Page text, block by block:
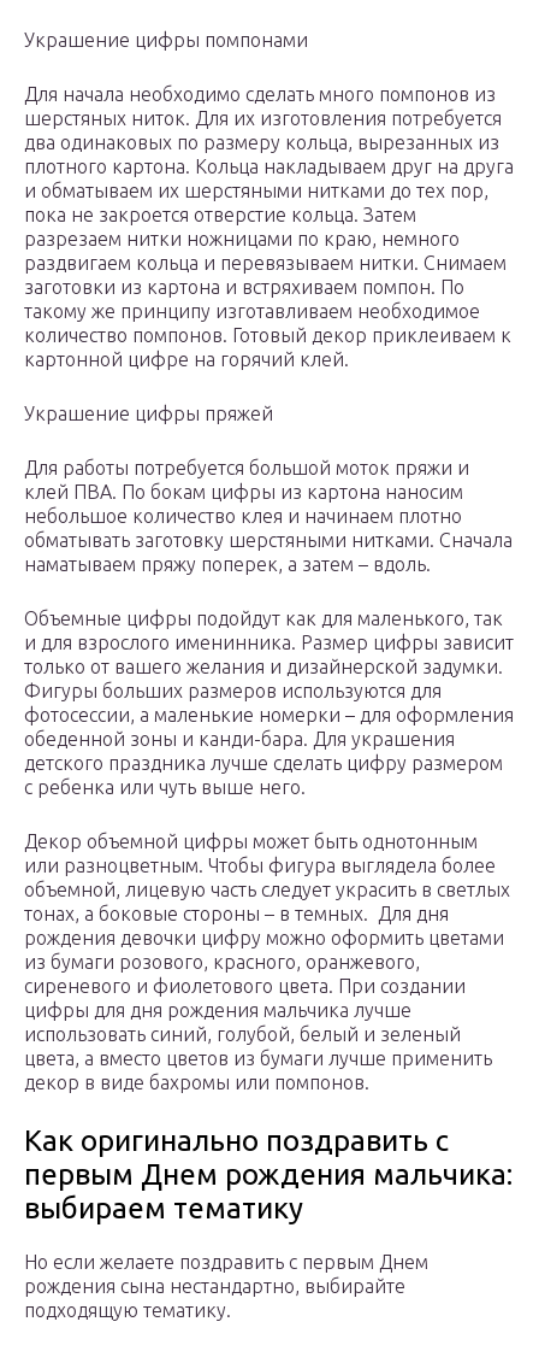
Украшение цифры помпонами
Для начала необходимо сделать много помпонов из
шерстяных ниток. Для их изготовления потребуется
два одинаковых по размеру кольца, вырезанных из
плотного картона. Кольца накладываем друг на друга
и обматываем их шерстяными нитками до тех пор,
пока не закроется отверстие кольца. Затем
разрезаем нитки ножницами по краю, немного
раздвигаем кольца и перевязываем нитки. Снимаем
заготовки из картона и встряхиваем помпон. По
такому же принципу изготавливаем необходимое
количество помпонов. Готовый декор приклеиваем к
картонной цифре на горячий клей.
Украшение цифры пряжей
Для работы потребуется большой моток пряжи и
клей ПВА. По бокам цифры из картона наносим
небольшое количество клея и начинаем плотно
обматывать заготовку шерстяными нитками. Сначала
наматываем пряжу поперек, а затем – вдоль.
Объемные цифры подойдут как для маленького, так
и для взрослого именинника. Размер цифры зависит
только от вашего желания и дизайнерской задумки.
Фигуры больших размеров используются для
фотосессии, а маленькие номерки – для оформления
обеденной зоны и канди-бара. Для украшения
детского праздника лучше сделать цифру размером
с ребенка или чуть выше него.
Декор объемной цифры может быть однотонным
или разноцветным. Чтобы фигура выглядела более
объемной, лицевую часть следует украсить в светлых
тонах, а боковые стороны – в темных. Для дня
рождения девочки цифру можно оформить цветами
из бумаги розового, красного, оранжевого,
сиреневого и фиолетового цвета. При создании
цифры для дня рождения мальчика лучше
использовать синий, голубой, белый и зеленый
цвета, а вместо цветов из бумаги лучше применить
декор в виде бахромы или помпонов.
Как оригинально поздравить с
первым Днем рождения мальчика:
выбираем тематику
Но если желаете поздравить с первым Днем
рождения сына нестандартно, выбирайте
подходящую тематику.